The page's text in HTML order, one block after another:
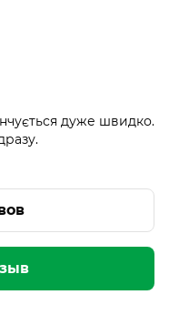
дуже швидко.